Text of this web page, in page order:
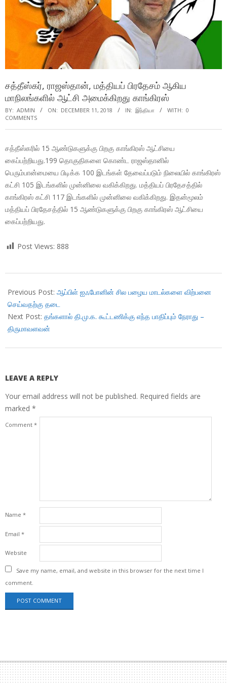
சத்தீஸ்கர், ராஜஸ்தான், மத்தியப் பிரதேசம் ஆகிய
மாநிலங்களில் ஆட்சி அமைக்கிறது காங்கிரஸ்
BY: ADMIN ON: DECEMBER 11, 2018 IN: இந்தியா WITH: 0
COMMENTS
சத்தீஸ்கரில் 15 ஆண்டுகளுக்கு பிறகு காங்கிரஸ் ஆட்சியை
கைப்பற்றியது.199 தொகுதிகளை கொண்ட ராஜஸ்தானில்
பெரும்பான்மையை பிடிக்க 100 இடங்கள் தேவைப்படும் நிலையில் காங்கிரஸ்
கட்சி 105 இடங்களில் முன்னிலை வகிக்கிறது. மத்தியப் பிரதேசத்தில்
காங்கிரஸ் கட்சி 117 இடங்களில் முன்னிலை வகிக்கிறது. இதன்மூலம்
மத்தியப் பிரதேசத்தில் 15 ஆண்டுகளுக்கு பிறகு காங்கிரஸ் ஆட்சியை
கைப்பற்றியது.
Post Views: 888
12-
11
Previous Post: ஆப்பிள் ஐஃபோனின் சில பழைய மாடல்களை விற்பனை
செய்வதற்கு தடை
Next Post: தங்களால் தி.மு.க. கூட்டணிக்கு எந்த பாதிப்பும் நேராது –
திருமாவளவன்
LEAVE A REPLY
Your email address will not be published. Required fields are
marked *
Comment *
Name *
Email *
Website
Save my name, email, and website in this browser for the next time I
comment.